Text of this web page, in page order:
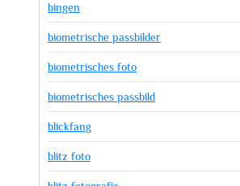
bingen
biometrische passbilder
biometrisches foto
biometrisches passbild
blickfang
blitz foto